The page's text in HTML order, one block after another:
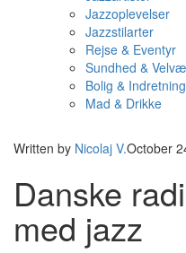
Jazzoplevelser
Jazzstilarter
Rejse & Eventyr
Sundhed &
Bolig & Indretning
Mad & Drikke
Written by Nicolaj V.October
Danske
med jazz